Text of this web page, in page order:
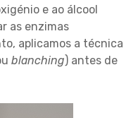
e ao álcool
as enzimas
aplicamos a técnica
blanching) antes de